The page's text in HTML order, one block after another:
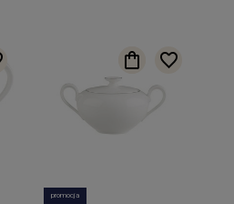
promocja